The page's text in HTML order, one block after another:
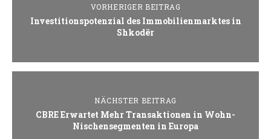
VORHERIGER BEITRAG
Investitionspotenzial des Immobilienmarktes in
Shkodër
NÄCHSTER BEITRAG
CBRE Erwartet Mehr Transaktionen in Wohn-
Nischensegmenten in Europa